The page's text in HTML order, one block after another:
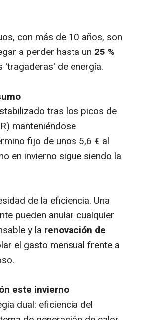
con más de 10 años, son
a perder hasta un 25 %
'tragaderas' de energía.
tras los picos de
manteniéndose
fijo de unos 5,6 € al
en invierno sigue siendo la
de la eficiencia. Una
pueden anular cualquier
y la renovación de
el gasto mensual frente a
este invierno
dual: eficiencia del